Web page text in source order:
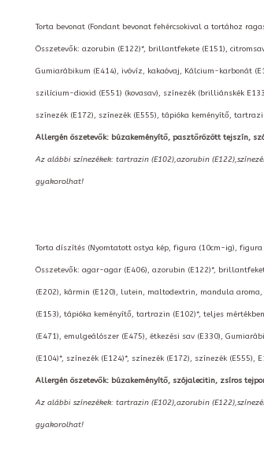
Torta bevonat (Fondant bevonat fehércsokival a tortához
Összetevők: azorubin (E122)*, brillantfekete (E151),
Gumiarábikum (E414), ivóvíz, kakaóvaj, Kálcium-karbonát
szilícium-dioxid (E551) (kovasav), színezék (brilliánskék
színezék (E172), színezék (E555), tápióka keményítő,
Allergén öszetevők: búzakeményítő, pasztőrözött tejszín,
Az alábbi színezékek: tartrazin (E102),azorubin
gyakorolhat!
Torta díszítés (Nyomtatott ostya kép, figura (10cm-ig),
Összetevők: agar-agar (E406), azorubin (E122)*,
(E202), kármin (E120), lutein, maltodextrin, mandula
(E153), tápióka keményítő, tartrazin (E102)*, teljes
(E471), emulgeálószer (E475), étkezési sav (E330),
(E104)*, színezék (E124)*, színezék (E172), színezék (E555),
Allergén öszetevők: búzakeményítő, szójalecitin, zsíros
Az alábbi színezékek: tartrazin (E102),azorubin
gyakorolhat!